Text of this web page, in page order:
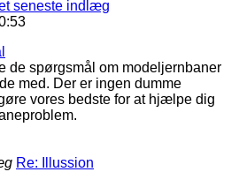
seneste indlæg
de spørgsmål om modeljernbaner
med. Der er ingen dumme
vores bedste for at hjælpe dig
Re: Illussion